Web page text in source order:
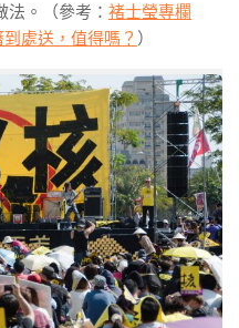
。（參考： 褚士瑩專欄
處送，值得嗎？ ）